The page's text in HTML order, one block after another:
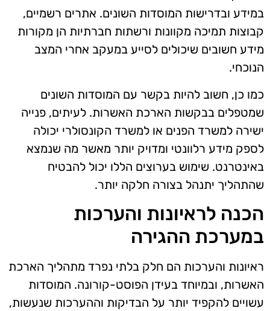
במידע ובדרישות המוסדות השונים. אתרים רשמיים,
קבוצות תמיכה מקוונות ורשתות חברתיות הן מקורות
מידע חשובים שיכולים לסייע במעקב אחרי המצב
הנוכחי.
כמו כן, חשוב להיות בקשר עם המוסדות השונים
שמטפלים בבקשות הארכת האשרות. לעיתים, פנייה
ישירה למשרד הפנים או למשרד הקונסולרי יכולה
לספק מידע רלוונטי ומדויק יותר מאשר מה שנמצא
באינטרנט. שימוש בערוצים הללו יכול להבטיח
שהתהליך יתנהל בצורה חלקה יותר.
הכנה לראיונות והערכות
במערכת ההגירה
ראיונות והערכות הם חלק בלתי נפרד מתהליך הארכת
האשרות, ובמיוחד בעידן הפוסט-קורונה. המוסדות
עשויים להקפיד יותר על הבדיקות וההערכות שנעשות,